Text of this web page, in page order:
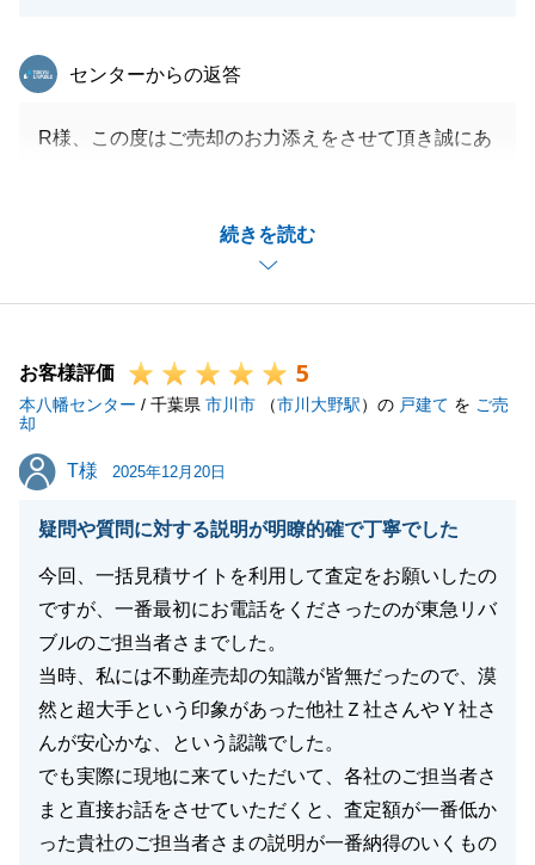
続きを読む
東急リバブル
センターからの返答
R様、この度はご売却のお力添えをさせて頂き誠にあ
今後も何かお手伝いできることがございましたらお気
軽にお申しつけくださいませ。
お客様評価 5
本八幡センター / 千葉県 市川市 （市川大野駅）の 戸建て を ご売
却
T様
T様 2025年12月20日
疑問や質問に対する説明が明瞭的確で丁寧でした
今回、一括見積サイトを利用して査定をお願いしたの
ですが、一番最初にお電話をくださったのが東急リバ
ブルのご担当者さまでした。
当時、私には不動産売却の知識が皆無だったので、漠
然と超大手という印象があった他社Ｚ社さんやＹ社さ
んが安心かな、という認識でした。
でも実際に現地に来ていただいて、各社のご担当者さ
まと直接お話をさせていただくと、査定額が一番低か
った貴社のご担当者さまの説明が一番納得のいくもの